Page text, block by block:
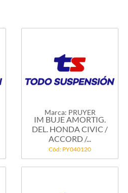
Marca: PRUYER
IM BUJE AMORTIG.
DEL. HONDA CIVIC /
ACCORD /...
Cód: PY040120